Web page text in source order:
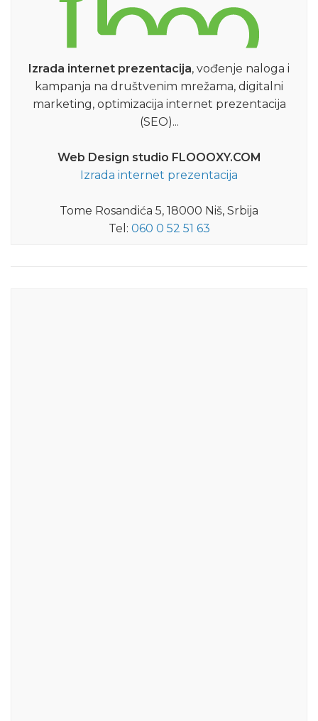
Izrada internet prezentacija, vođenje naloga i
kampanja na društvenim mrežama, digitalni
marketing, optimizacija internet prezentacija
(SEO)...
Web Design studio FLOOOXY.COM
Izrada internet prezentacija
Tome Rosandića 5, 18000 Niš, Srbija
Tel: 060 0 52 51 63